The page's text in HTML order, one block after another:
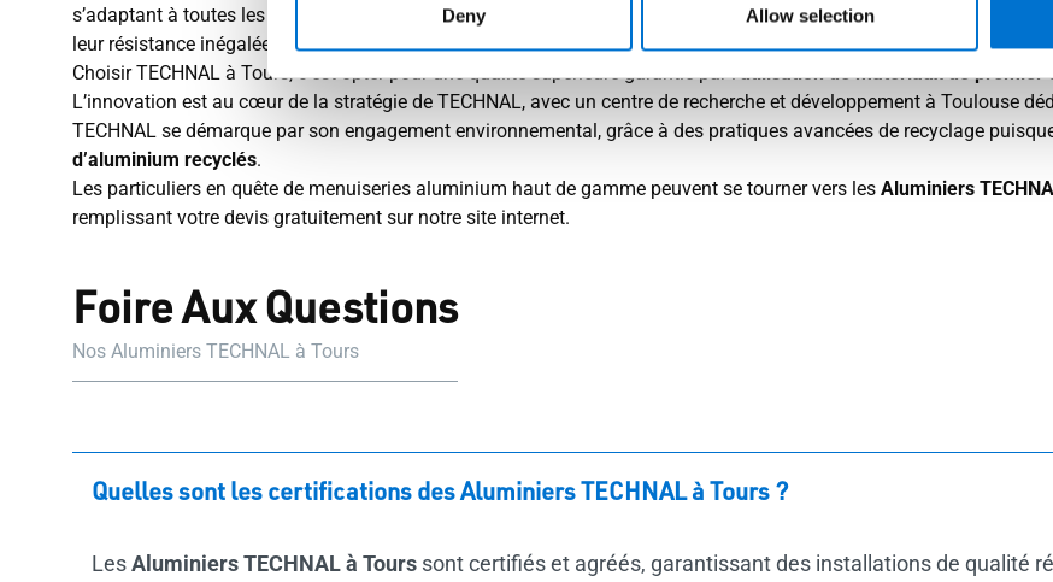
Deny Allow selection
s’adaptant à toutes les architectures, des plus traditionnelles aux plus modernes. Les produits TECHNAL
,
leur résistance inégalée aux intempéries.
Choisir TECHNAL à Tours, c’est opter pour une qualité supérieure garantie par l’utilisation de matériaux de premier
L’innovation est au cœur de la stratégie de TECHNAL, avec un centre de recherche et développement à Toulouse
TECHNAL se démarque par son engagement environnemental, grâce à des pratiques avancées de recyclage
d’aluminium recyclés.
Les particuliers en quête de menuiseries aluminium haut de gamme peuvent se tourner vers les Aluminiers
remplissant votre devis gratuitement sur notre site internet.
Foire Aux Questions
Nos Aluminiers TECHNAL à Tours
Quelles sont les certifications des Aluminiers TECHNAL à Tours ?
LesAluminiers TECHNAL à Tours sont certifiés et agréés, garantissant des installations de qualité